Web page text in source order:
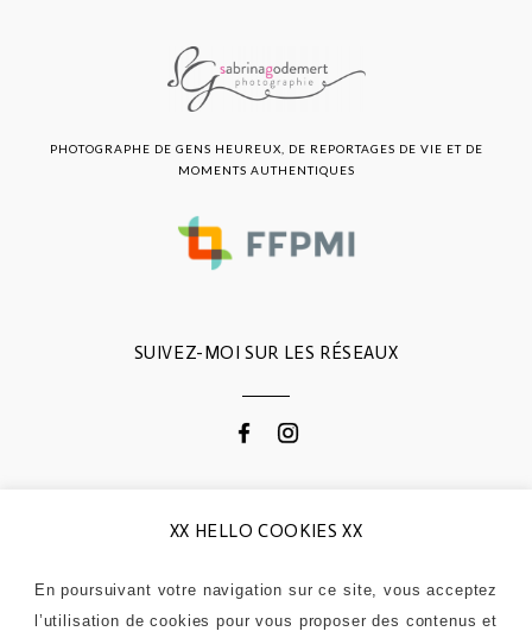
SUIVEZ-MOI SUR LES RÉSEAUX
PHOTOGRAPHE DE GENS HEUREUX, DE REPORTAGES DE VIE ET DE
MOMENTS AUTHENTIQUES
CONTACTEZ-MOI
0664868311
contactgodemert@gmail.com
XX HELLO COOKIES XX
En poursuivant votre navigation sur ce site, vous acceptez
l’utilisation de cookies pour vous proposer des contenus et